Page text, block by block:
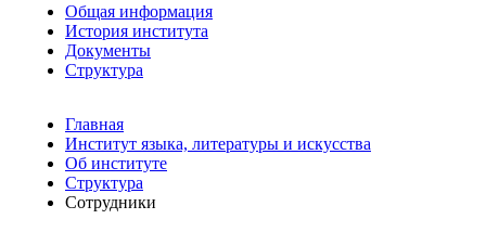
Общая информация
История института
Документы
Структура
Главная
Институт языка, литературы и искусства
Об институте
Структура
Сотрудники